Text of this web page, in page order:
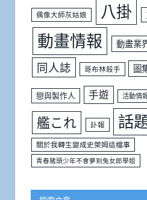
偶像大師灰姑娘 八掛
動畫情報 動畫業
同人誌 哥布林殺手 圖
戀與製作人 手遊 活動情
艦これ 訃報 話
關於我轉生變成史萊姆這檔事
青春豬頭少年不會夢到兔女郎學姐